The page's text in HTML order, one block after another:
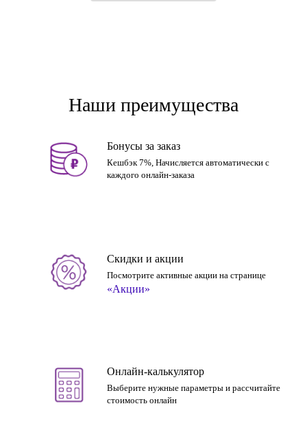
Наши преимущества
Бонусы за заказ
Кешбэк 7%, Начисляется автоматически с
каждого онлайн-заказа
Скидки и акции
Посмотрите активные акции на странице
«Акции»
Онлайн-калькулятор
Выберите нужные параметры и рассчитайте
стоимость онлайн